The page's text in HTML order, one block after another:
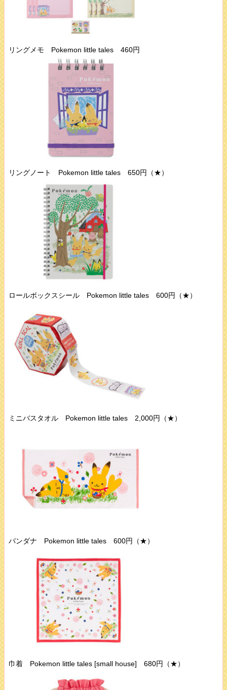
リングメモ Pokemon little tales 460円
リングノート Pokemon little tales 650円（★）
ロールボックスシール Pokemon little tales 600円（★）
ミニバスタオル Pokemon little tales 2,000円（★）
バンダナ Pokemon little tales 600円（★）
巾着 Pokemon little tales [small house] 680円（★）